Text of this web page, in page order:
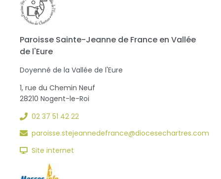
Paroisse Sainte-Jeanne de France en Vallée
de l'Eure
Doyenné de la Vallée de l'Eure
1, rue du Chemin Neuf
28210 Nogent-le-Roi
02 37 51 42 22
paroisse.stejeannedefrance@diocesechartres.com
Site internet